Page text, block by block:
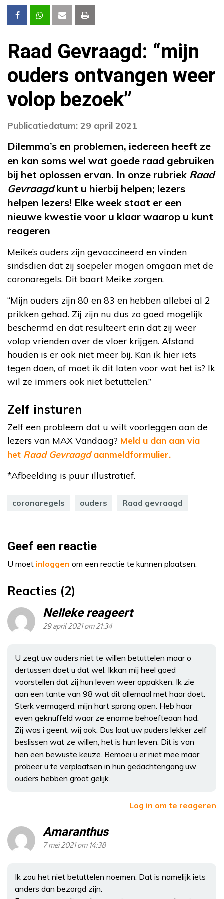
Raad Gevraagd: “mijn
ouders ontvangen weer
volop bezoek”
Publicatiedatum: 29 april 2021
Dilemma’s en problemen, iedereen heeft ze
en kan soms wel wat goede raad gebruiken
bij het oplossen ervan. In onze rubriek Raad
Gevraagdkunt u hierbij helpen; lezers
helpen lezers! Elke week staat er een
nieuwe kwestie voor u klaar waarop u kunt
reageren
Meike’s ouders zijn gevaccineerd en vinden
sindsdien dat zij soepeler mogen omgaan met de
coronaregels. Dit baart Meike zorgen.
“Mijn ouders zijn 80 en 83 en hebben allebei al 2
prikken gehad. Zij zijn nu dus zo goed mogelijk
beschermd en dat resulteert erin dat zij weer
volop vrienden over de vloer krijgen. Afstand
houden is er ook niet meer bij. Kan ik hier iets
tegen doen, of moet ik dit laten voor wat het is? Ik
wil ze immers ook niet betuttelen.”
Zelf insturen
Zelf een probleem dat u wilt voorleggen aan de
lezers van MAX Vandaag? Meld u dan aan via
het Raad Gevraagdaanmeldformulier.
*Afbeelding is puur illustratief.
coronaregels ouders Raad gevraagd
Geef een reactie
U moet inloggen om een reactie te kunnen plaatsen.
Reacties (2)
Nelleke reageert
29 april 2021 om 21:34
U zegt uw ouders niet te willen betuttelen maar o
dertussen doet u dat wel. Ikkan mij heel goed
voorstellen dat zij hun leven weer oppakken. Ik zie
aan een tante van 98 wat dit allemaal met haar doet.
Sterk vermagerd, mijn hart sprong open. Heb haar
even geknuffeld waar ze enorme behoefteaan had.
Zij was i geent, wij ook. Dus laat uw puders lekker zelf
beslissen wat ze willen, het is hun leven. Dit is van
hen een bewuste keuze. Bemoei u er niet mee maar
probeer u te verplaatsen in hun gedachtengang.uw
ouders hebben groot gelijk.
Log in om te reageren
Amaranthus
7 mei 2021 om 14:38
Ik zou het niet betuttelen noemen. Dat is namelijk iets
anders dan bezorgd zijn.